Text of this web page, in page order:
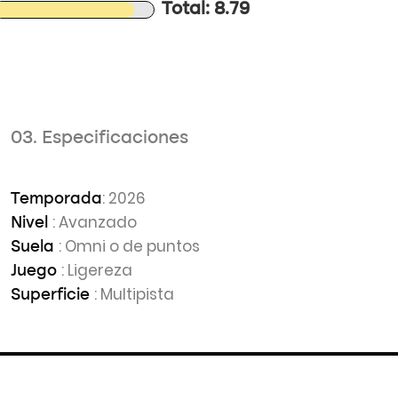
Total: 8.79
03. Especificaciones
Temporada: 2026
Nivel : Avanzado
Suela : Omni o de puntos
Juego : Ligereza
Superficie : Multipista